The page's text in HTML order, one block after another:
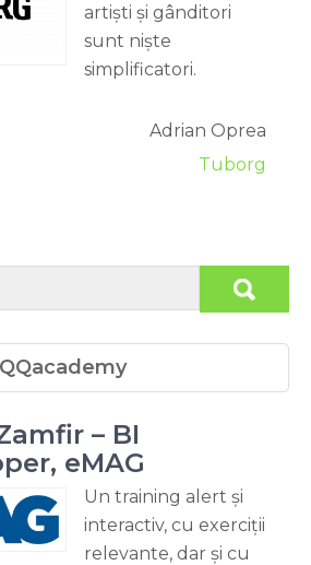
artiști și gânditori
sunt niște
simplificatori.
Adrian Oprea
Tuborg
– BI
eMAG
Un training alert și
interactiv, cu exerciții
relevante, dar și cu